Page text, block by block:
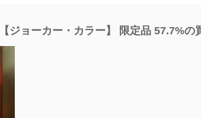
ジョーカー・カラー】 限定品 57.7%の